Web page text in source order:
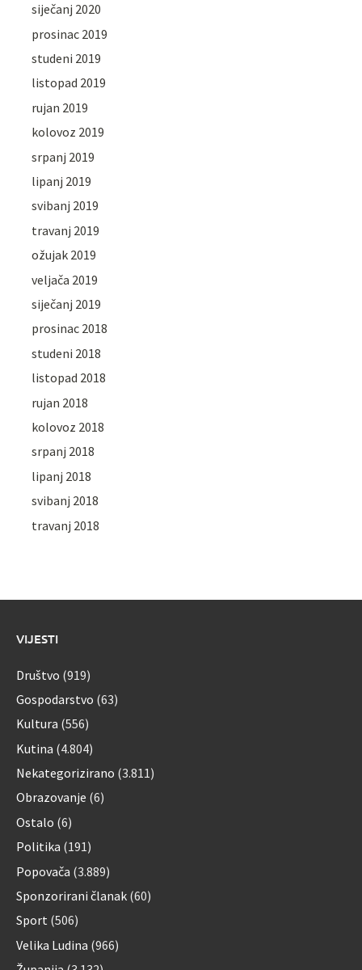
siječanj 2020
prosinac 2019
studeni 2019
listopad 2019
rujan 2019
kolovoz 2019
srpanj 2019
lipanj 2019
svibanj 2019
travanj 2019
ožujak 2019
veljača 2019
siječanj 2019
prosinac 2018
studeni 2018
listopad 2018
rujan 2018
kolovoz 2018
srpanj 2018
lipanj 2018
svibanj 2018
travanj 2018
VIJESTI
Društvo (919)
Gospodarstvo (63)
Kultura (556)
Kutina (4.804)
Nekategorizirano (3.811)
Obrazovanje (6)
Ostalo (6)
Politika (191)
Popovača (3.889)
Sponzorirani članak (60)
Sport (506)
Velika Ludina (966)